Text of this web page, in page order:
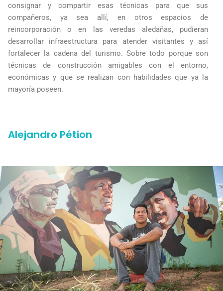
consignar y compartir esas técnicas para que sus
compañeros, ya sea allí, en otros espacios de
reincorporación o en las veredas aledañas, pudieran
desarrollar infraestructura para atender visitantes y así
fortalecer la cadena del turismo. Sobre todo porque son
técnicas de construcción amigables con el entorno,
económicas y que se realizan con habilidades que ya la
mayoría poseen.
Alejandro Pétion